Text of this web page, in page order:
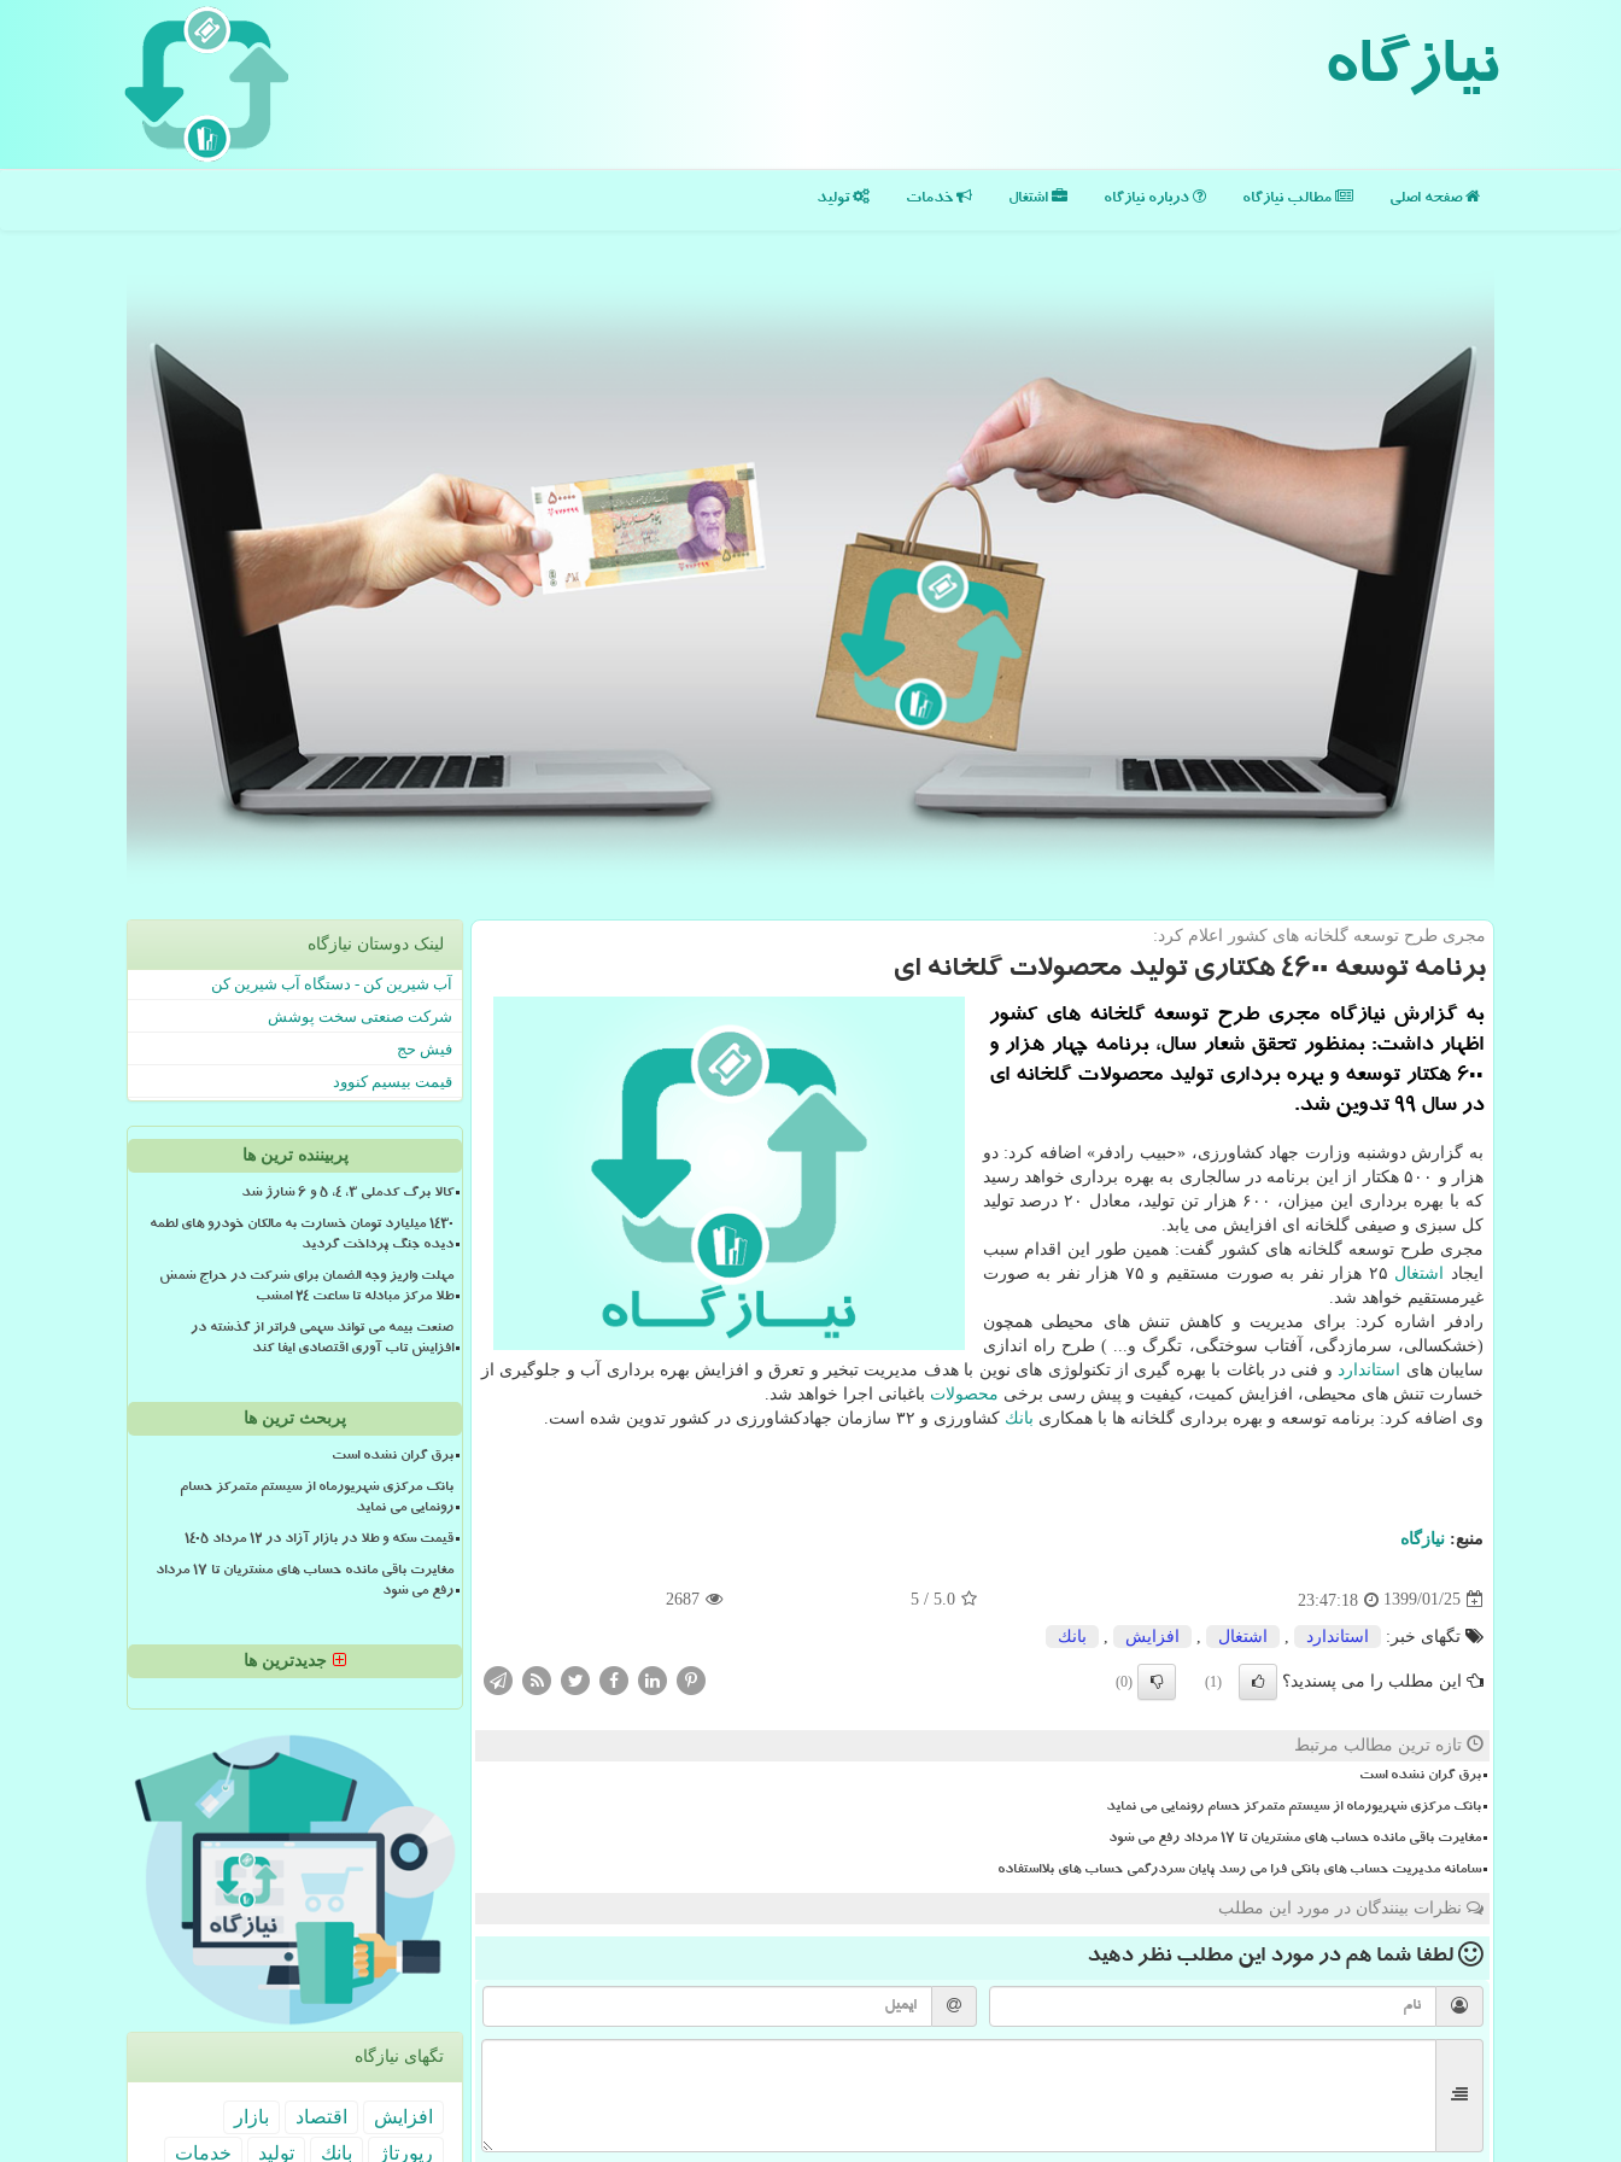
نیازگاه
صفحه اصلی مطالب نیازگاه درباره نیازگاه اشتغال خدمات تولید
مجری طرح توسعه گلخانه های كشور اعلام كرد:
برنامه توسعه ۴۶۰۰ هكتاری تولید محصولات گلخانه ای
به گزارش نیازگاه مجری طرح توسعه گلخانه های كشور
اظهار داشت: بمنظور تحقق شعار سال، برنامه چهار هزار و
600 هكتار توسعه و بهره برداری تولید محصولات گلخانه ای
در سال 99 تدوین شد.
به گزارش دوشنبه وزارت جهاد كشاورزی، «حبیب رادفر» اضافه كرد: دو
هزار و ۵۰۰ هكتار از این برنامه در سالجاری به بهره برداری خواهد رسید
كه با بهره برداری این میزان، ۶۰۰ هزار تن تولید، معادل ۲۰ درصد تولید
كل سبزی و صیفی گلخانه ای افزایش می یابد.
مجری طرح توسعه گلخانه های كشور گفت: همین طور این اقدام سبب
ایجاد
اشتغال
۲۵ هزار نفر به صورت مستقیم و ۷۵ هزار نفر به صورت
غیرمستقیم خواهد شد.
رادفر اشاره كرد: برای مدیریت و كاهش تنش های محیطی همچون
(خشكسالی، سرمازدگی، آفتاب سوختگی، تگرگ و... ) طرح راه اندازی
سایبان های
استانداردو فنی در باغات با بهره گیری از تكنولوژی های نوین با هدف مدیریت تبخیر و تعرق و افزایش بهره برداری آب و جلوگیری از
خسارت تنش های محیطی، افزایش كمیت، كیفیت و پیش رسی برخی محصولات باغبانی اجرا خواهد شد.
وی اضافه كرد: برنامه توسعه و بهره برداری گلخانه ها با همكاری بانك كشاورزی و ۳۲ سازمان جهادكشاورزی در كشور تدوین شده است.
منبع: نیازگاه
1399/01/25
23:47:18
5.0
/
5
2687
تگهای خبر: استاندارد اشتغال افزایش بانك
این مطلب را می پسندید؟ (1)
(0)
تازه ترین مطالب مرتبط
برق گران نشده است
بانک مرکزی شهریورماه از سیستم متمرکز حسام رونمایی می نماید
مغایرت باقی مانده حساب های مشتریان تا 17 مرداد رفع می شود
سامانه مدیریت حساب های بانکی فرا می رسد پایان سردرگمی حساب های بلااستفاده
نظرات بینندگان در مورد این مطلب
لطفا شما همدر مورد این مطلب نظر دهید
لینک دوستان نیازگاه
آب شیرین کن - دستگاه آب شیرین کن
شرکت صنعتی سخت پوشش
فیش حج
قیمت بیسیم کنوود
پربیننده ترین ها
کالا برگ کدملی 3، 4، 5 و 6 شارژ شد
۱۴۳۰ میلیارد تومان خسارت به مالکان خودرو های لطمه
دیده جنگ پرداخت گردید
مهلت واریز وجه الضمان برای شرکت در حراج شمش
طلا مرکز مبادله تا ساعت ۲۴ امشب
صنعت بیمه می تواند سهمی فراتر از گذشته در
افزایش تاب آوری اقتصادی ایفا کند
پربحث ترین ها
برق گران نشده است
بانک مرکزی شهریورماه از سیستم متمرکز حسام
رونمایی می نماید
قیمت سکه و طلا در بازار آزاد در ۱۲ مرداد ۱۴۰۵
مغایرت باقی مانده حساب های مشتریان تا 17 مرداد
رفع می شود
جدیدترین ها
تگهای نیازگاه
افزایش اقتصاد
بازار
رپورتاژ
بانك تولید خدمات